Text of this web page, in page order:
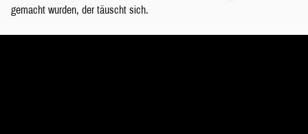
gemacht wurden, der täuscht sich.